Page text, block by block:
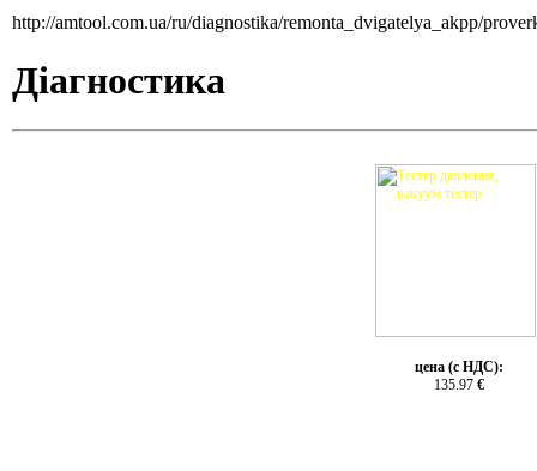
http://amtool.com.ua/ru/diagnostika/remonta_dvigatelya_akpp/
Діагностика
цена (с НДС):
135.97 €